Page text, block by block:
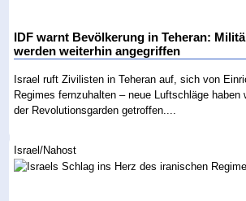
IDF warnt Bevölkerung in Teheran:
werden weiterhin angegriffen
Israel ruft Zivilisten in Teheran auf, sich von
Regimes fernzuhalten – neue Luftschläge haben
der Revolutionsgarden getroffen....
Israel/Nahost